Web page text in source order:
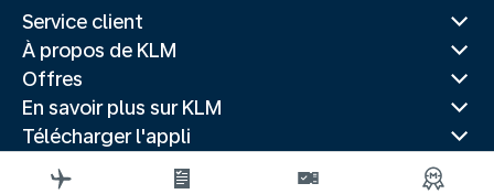
Service client
À propos de KLM
Offres
En savoir plus sur KLM
Télécharger l'appli
Sites Web associés